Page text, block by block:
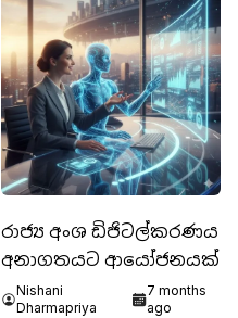
රාජ්‍ය අංශ ඩිජිටල්කරණය
අනාගතයට ආයෝජනයක්
Nishani
Dharmapriya
7 months
ago